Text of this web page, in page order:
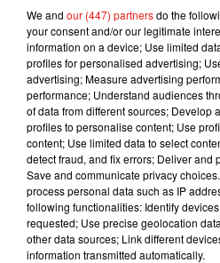
Afficher
Musique
We and our (447) partnersdo the
your consent and/or our legitimate
information on a device; Use limited
profiles for personalised advertising;
advertising; Measure advertising
performance; Understand audiences
of data from different sources; Develop
profiles to personalise content; Use
content; Use limited data to select
detect fraud, and fix errors; Deliver and
Save and communicate privacy
process personal data such as IP
following functionalities: Identify
requested; Use precise geolocation
other data sources; Link different
information transmitted automatically.